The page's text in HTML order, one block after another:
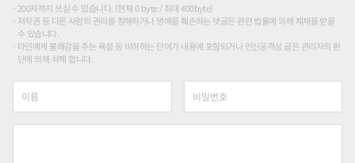
200자까지 쓰실 수 있습니다. (현재 0 byte / 최대 400byte)
저작권 등 다른 사람의 권리를 침해하거나 명예를 훼손하는 댓글은 관련 법률에 의해 제재를 받을
수 있습니다.
타인에게 불쾌감을 주는 욕설 등 비하하는 단어가 내용에 포함되거나 인신공격성 글은 관리자의 판
단에 의해 삭제 합니다.